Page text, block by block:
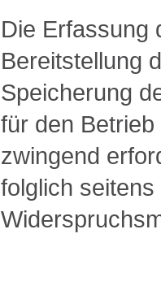
Die Erfassung
Bereitstellung
Speicherung
für den
zwingend
folglich